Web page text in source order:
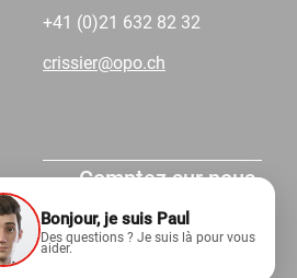
+41 (0)21 632 82 32
crissier@opo.ch
Comptez sur nous.
Bonjour, je suis Paul
Des questions ? Je suis là pour vous
aider.